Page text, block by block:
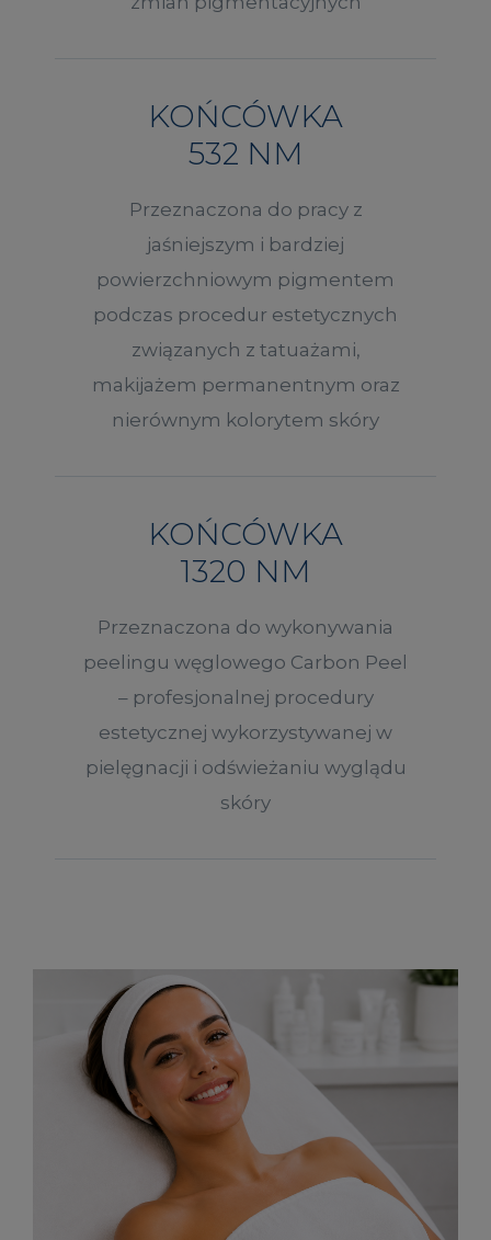
KOŃCÓWKA
532 NM
Przeznaczona do pracy z
jaśniejszym i bardziej
powierzchniowym pigmentem
podczas procedur estetycznych
związanych z tatuażami,
makijażem permanentnym oraz
nierównym kolorytem skóry
KOŃCÓWKA
1320 NM
Przeznaczona do wykonywania
peelingu węglowego Carbon Peel
– profesjonalnej procedury
estetycznej wykorzystywanej w
pielęgnacji i odświeżaniu wyglądu
skóry